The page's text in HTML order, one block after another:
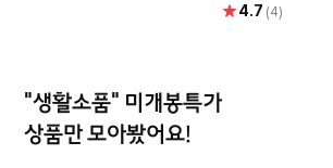
별 4.7 (4)
"생활소품" 미개봉특가
상품만 모아봤어요!